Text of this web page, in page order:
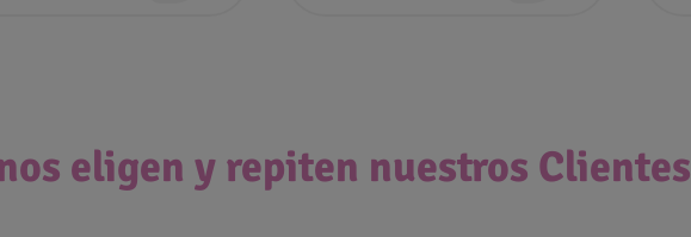
eligen y repiten nuestros Clientes